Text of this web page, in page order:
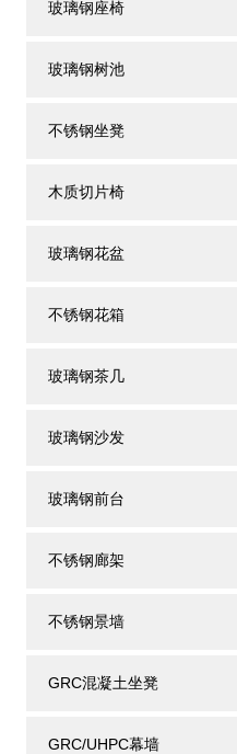
玻璃钢座椅
玻璃钢树池
不锈钢坐凳
木质切片椅
玻璃钢花盆
不锈钢花箱
玻璃钢茶几
玻璃钢沙发
玻璃钢前台
不锈钢廊架
不锈钢景墙
GRC混凝土坐凳
GRC/UHPC幕墙